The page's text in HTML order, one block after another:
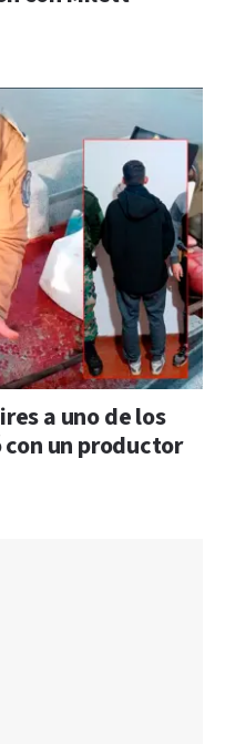
a uno de los
un productor